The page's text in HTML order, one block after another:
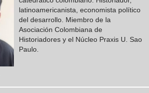
latinoamericanista, economista político
del desarrollo. Miembro de la
Asociación Colombiana de
Historiadores y el Núcleo Praxis U. Sao
Paulo.